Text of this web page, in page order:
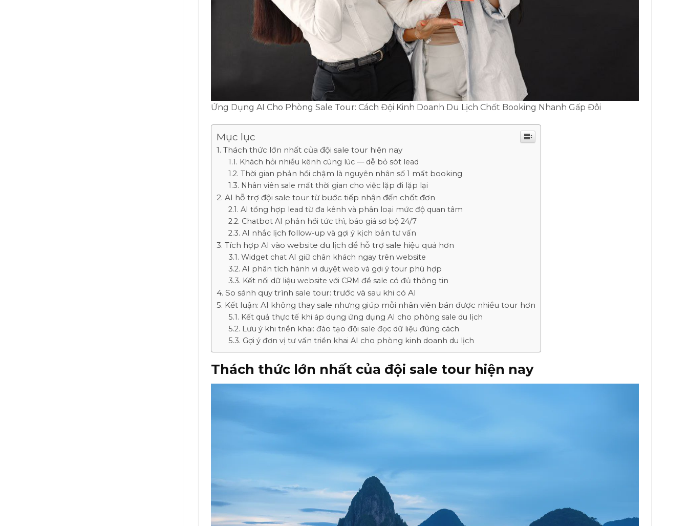
Ứng Dụng AI Cho Phòng Sale Tour: Cách Đội Kinh Doanh Du Lịch Chốt Booking Nhanh Gấp Đôi
Mục lục
Thách thức lớn nhất của đội sale tour hiện nay
Khách hỏi nhiều kênh cùng lúc — dễ bỏ sót lead
Thời gian phản hồi chậm là nguyên nhân số 1 mất booking
Nhân viên sale mất thời gian cho việc lặp đi lặp lại
AI hỗ trợ đội sale tour từ bước tiếp nhận đến chốt đơn
AI tổng hợp lead từ đa kênh và phân loại mức độ quan tâm
Chatbot AI phản hồi tức thì, báo giá sơ bộ 24/7
AI nhắc lịch follow-up và gợi ý kịch bản tư vấn
Tích hợp AI vào website du lịch để hỗ trợ sale hiệu quả hơn
Widget chat AI giữ chân khách ngay trên website
AI phân tích hành vi duyệt web và gợi ý tour phù hợp
Kết nối dữ liệu website với CRM để sale có đủ thông tin
So sánh quy trình sale tour: trước và sau khi có AI
Kết luận: AI không thay sale nhưng giúp mỗi nhân viên bán được nhiều tour hơn
Kết quả thực tế khi áp dụng ứng dụng AI cho phòng sale du lịch
Lưu ý khi triển khai: đào tạo đội sale đọc dữ liệu đúng cách
Gợi ý đơn vị tư vấn triển khai AI cho phòng kinh doanh du lịch
Thách thức lớn nhất của đội sale tour hiện nay